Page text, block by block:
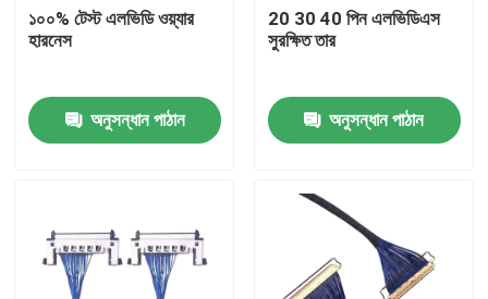
পণ্য
১০০% টেস্ট এলভিডি ওয়্যার
হারনেস
অনুসন্ধান পাঠান
20 30 40 পিন এলভিডিএস
সুরক্ষিত তার
অনুসন্ধান পাঠান